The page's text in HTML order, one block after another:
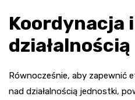
Koordynacja
działalnością
Równocześnie, aby zapewnić
nad działalnością jednostki,